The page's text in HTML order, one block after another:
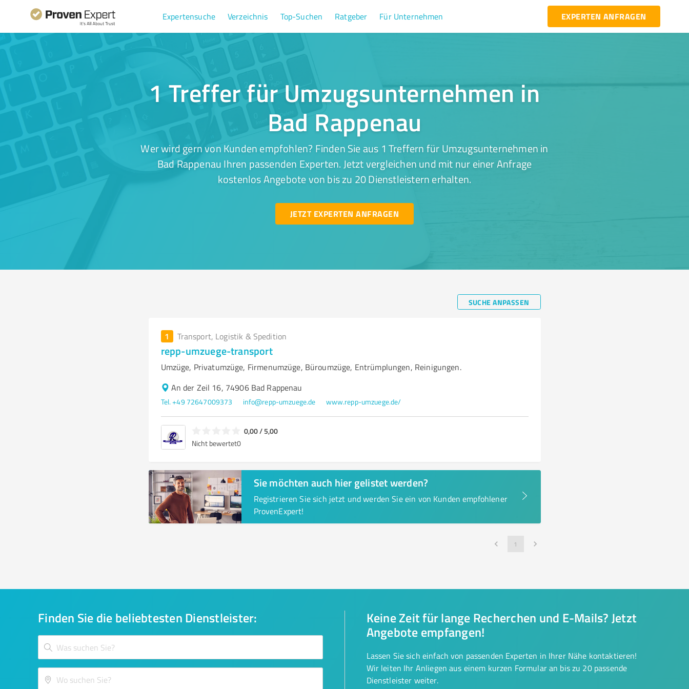
Expertensuche Verzeichnis Top-Suchen Ratgeber Für Unternehmen EXPERTEN ANFRAGEN
1 Treffer für Umzugsunternehmen in
Bad Rappenau
Wer wird gern von Kunden empfohlen? Finden Sie aus 1 Treffern für Umzugsunternehmen in
Bad Rappenau Ihren passenden Experten. Jetzt vergleichen und mit nur einer Anfrage
kostenlos Angebote von bis zu 20 Dienstleistern erhalten.
JETZT EXPERTEN ANFRAGEN
SUCHE ANPASSEN
1 Transport, Logistik & Spedition
repp-umzuege-transport
Umzüge, Privatumzüge, Firmenumzüge, Büroumzüge, Entrümplungen, Reinigungen.
An der Zeil 16, 74906 Bad Rappenau
Tel. +49 72647009373 info@repp-umzuege.de www.repp-umzuege.de/
0,00 / 5,00
Nicht bewertet0
Sie möchten auch hier gelistet werden?
Registrieren Sie sich jetzt und werden Sie ein von Kunden empfohlener
ProvenExpert!
1
Finden Sie die beliebtesten Dienstleister:
Keine Zeit für lange Recherchen und E-Mails? Jetzt
Angebote empfangen!
Lassen Sie sich einfach von passenden Experten in Ihrer Nähe kontaktieren!
Wir leiten Ihr Anliegen aus einem kurzen Formular an bis zu 20 passende
Dienstleister weiter.